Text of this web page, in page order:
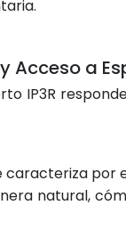
a
IP3R
caracteriza por
natural,